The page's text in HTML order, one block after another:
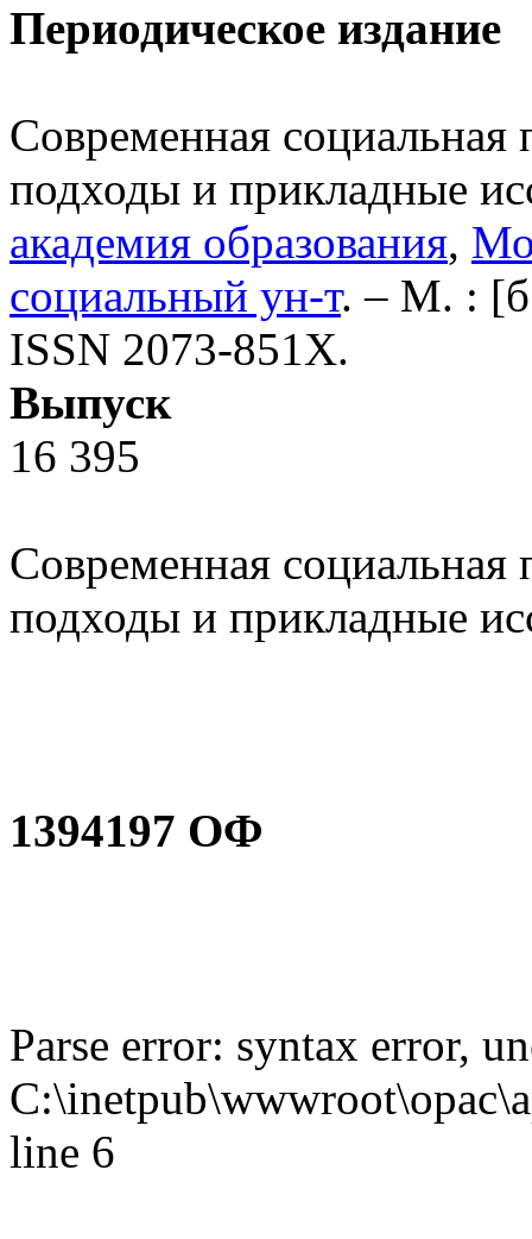
Периодическое издание
Современная социальная
подходы и прикладные
академия образования,
социальный ун-т. – М. :
ISSN 2073-851X.
Выпуск
16 395
Современная социальная
подходы и прикладные
1394197 ОФ
Parse error: syntax error,
line 6